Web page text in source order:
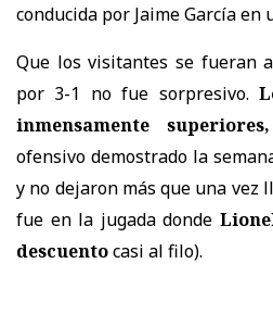
conducida por Jaime García en
Que los visitantes se fueran
por 3-1 no fue sorpresivo.
inmensamente superiores,
ofensivo demostrado la
y no dejaron más que una vez
fue en la jugada donde
descuentocasi al filo).